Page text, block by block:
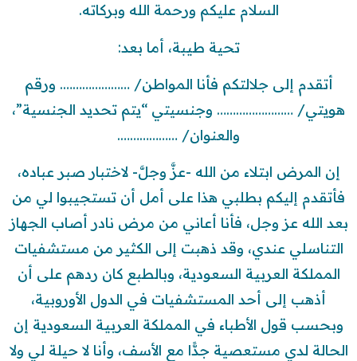
السلام عليكم ورحمة الله وبركاته.
تحية طيبة، أما بعد:
أتقدم إلى جلالتكم فأنا المواطن/ …………………. ورقم
هويتي/ …………………… وجنسيتي “يتم تحديد الجنسية”،
والعنوان/ ……………….
إن المرض ابتلاء من الله -عزَّ وجلَّ- لاختبار صبر عباده،
فأتقدم إليكم بطلبي هذا على أمل أن تستجيبوا لي من
بعد الله عز وجل، فأنا أعاني من مرض نادر أصاب الجهاز
التناسلي عندي، وقد ذهبت إلى الكثير من مستشفيات
المملكة العربية السعودية، وبالطبع كان ردهم على أن
أذهب إلى أحد المستشفيات في الدول الأوروبية،
وبحسب قول الأطباء في المملكة العربية السعودية إن
الحالة لدي مستعصية جدًّا مع الأسف، وأنا لا حيلة لي ولا